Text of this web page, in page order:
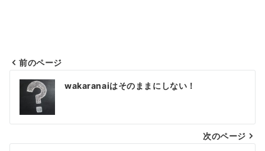
投
ナ
ビ
前のページ
wakaranaiはそのままにしない！
次のページ